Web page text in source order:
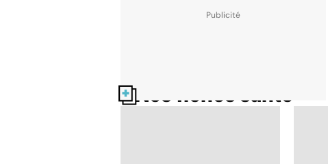
Nos fiches santé